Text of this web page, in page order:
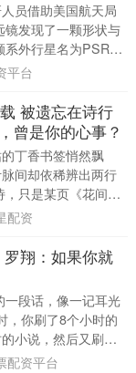
员借助美国航天局
镜发现了一颗形状与
系外行星名为PSR
颗高速旋....
平台
被遗忘在诗行
曾是你的心事？
丁香书签悄然飘
间却依稀辨出两行
只是某页《花间
轻划下的线。 那个
配资
翔：如果你就
一段话，像一记耳光
，你刷了8个小时的
小说，然后又刷了3
不是吃就是睡，
配资平台